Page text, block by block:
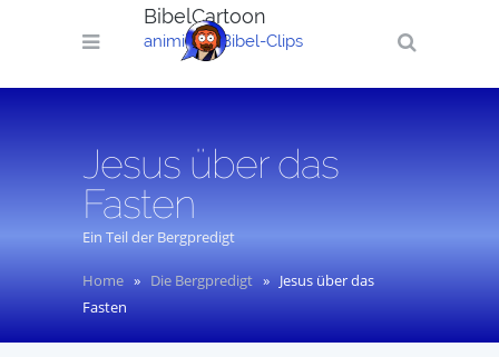
BibelCartoon
animierte Bibel-Clips
Jesus über das
Fasten
Ein Teil der Bergpredigt
Home » Die Bergpredigt » Jesus über das
Fasten